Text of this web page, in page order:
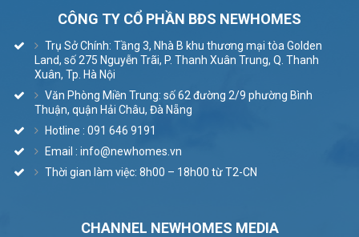
CÔNG TY CỔ PHẦN BĐS NEWHOMES
Trụ Sở Chính: Tầng 3, Nhà B khu thương mại tòa Golden
Land, số 275 Nguyễn Trãi, P. Thanh Xuân Trung, Q. Thanh
Xuân, Tp. Hà Nội
Văn Phòng Miền Trung: số 62 đường 2/9 phường Bình
Thuận, quận Hải Châu, Đà Nẵng
Hotline : 091 646 9191
Email : info@newhomes.vn
Thời gian làm việc: 8h00 – 18h00 từ T2-CN
CHANNEL NEWHOMES MEDIA